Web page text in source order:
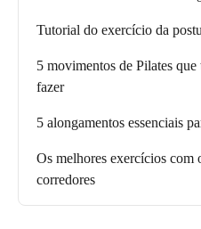
Tutorial do exercício da
5 movimentos de Pilates
fazer
5 alongamentos essenciais
Os melhores exercícios com
corredores